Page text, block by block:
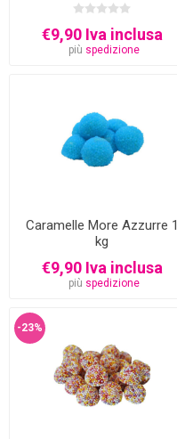
€9,90 Iva inclusa
più spedizione
Caramelle More Azzurre 1
kg
€9,90 Iva inclusa
più spedizione
-23%